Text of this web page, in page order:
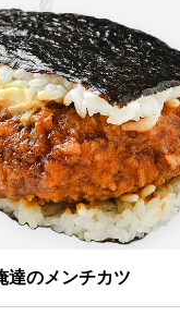
のメンチカツ